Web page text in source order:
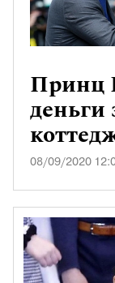
Принц
08/09/2020